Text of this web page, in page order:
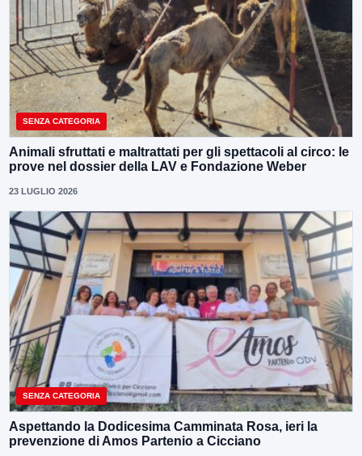
SENZA CATEGORIA
Animali sfruttati e maltrattati per gli spettacoli al circo: le
prove nel dossier della LAV e Fondazione Weber
23 LUGLIO 2026
SENZA CATEGORIA
Aspettando la Dodicesima Camminata Rosa, ieri la
prevenzione di Amos Partenio a Cicciano